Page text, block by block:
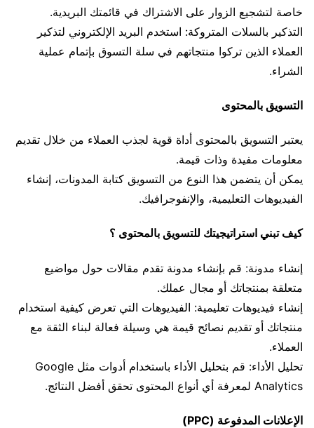
خاصة لتشجيع الزوار على الاشتراك في قائمتك البريدية.
التذكير بالسلات المتروكة: استخدم البريد الإلكتروني لتذكير
العملاء الذين تركوا منتجاتهم في سلة التسوق بإتمام عملية
الشراء.
التسويق بالمحتوى
يعتبر التسويق بالمحتوى أداة قوية لجذب العملاء من خلال تقديم
معلومات مفيدة وذات قيمة.
يمكن أن يتضمن هذا النوع من التسويق كتابة المدونات، إنشاء
الفيديوهات التعليمية، والإنفوجرافيك.
كيف تبني استراتيجيتك للتسويق بالمحتوى ؟
إنشاء مدونة: قم بإنشاء مدونة تقدم مقالات حول مواضيع
متعلقة بمنتجاتك أو مجال عملك.
إنشاء فيديوهات تعليمية: الفيديوهات التي تعرض كيفية استخدام
منتجاتك أو تقديم نصائح قيمة هي وسيلة فعالة لبناء الثقة مع
العملاء.
تحليل الأداء: قم بتحليل الأداء باستخدام أدوات مثل Google
Analytics لمعرفة أي أنواع المحتوى تحقق أفضل النتائج.
الإعلانات المدفوعة (PPC)